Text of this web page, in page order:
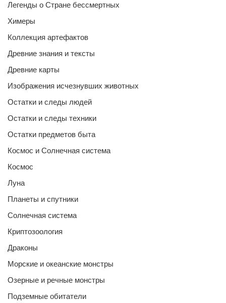
Легенды о Стране бессмертных
Химеры
Коллекция артефактов
Древние знания и тексты
Древние карты
Изображения исчезнувших животных
Остатки и следы людей
Остатки и следы техники
Остатки предметов быта
Космос и Солнечная система
Космос
Луна
Планеты и спутники
Солнечная система
Криптозоология
Драконы
Морские и океанские монстры
Озерные и речные монстры
Подземные обитатели